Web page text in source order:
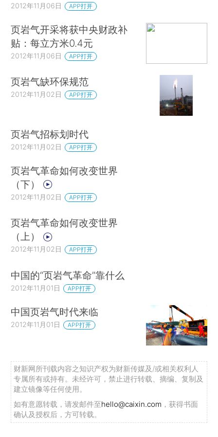
2012年11月06日 APP打开
页岩气开采将获中央财政补
贴：每立方米0.4元
2012年11月06日 APP打开
页岩气缺环保规范
2012年11月02日 APP打开
页岩气招标划时代
2012年11月02日 APP打开
页岩气革命如何改变世界
（下）
2012年11月02日 APP打开
页岩气革命如何改变世界
（上）
2012年11月02日 APP打开
中国的“页岩气革命”靠什么
2012年11月01日 APP打开
中国页岩气时代来临
2012年11月01日 APP打开
财新网所刊载内容之知识产权为财新传媒及/或相关权利人
专属所有或持有。未经许可，禁止进行转载、摘编、复制及
建立镜像等任何使用。
如有意愿转载，请发邮件至hello@caixin.com ，获得书面
确认及授权后，方可转载。